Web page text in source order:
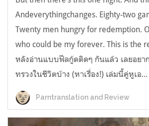
Andeverythingchanges. Eighty-two
Twenty men hungry for redemption.
who could be my forever. This is the
หลังอ่านแบบฟีลกู้ดติดๆ กันแล้ว เลยอยา
ทรวงในชีวิตบ้าง (หาเรื่อง!) เล่มนี้คู่หูเอ...
Parntranslation and Review